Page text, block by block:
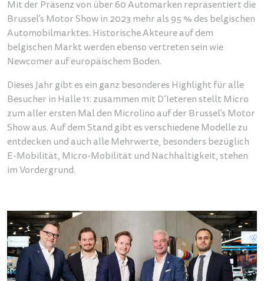
Mit der Präsenz von über 60 Automarken repräsentiert die
Brussel’s Motor Show in 2023 mehr als 95 % des belgischen
Automobilmarktes. Historische Akteure auf dem
belgischen Markt werden ebenso vertreten sein wie
Newcomer auf europäischem Boden.
Dieses Jahr gibt es ein ganz besonderes Highlight für alle
Besucher in Halle 11: zusammen mit D’Ieteren stellt Micro
zum aller ersten Mal den Microlino auf der Brussel’s Motor
Show aus. Auf dem Stand gibt es verschiedene Modelle zu
entdecken und auch alle Mehrwerte, besonders bezüglich
E-Mobilität, Micro-Mobilität und Nachhaltigkeit, stehen
im Vordergrund.